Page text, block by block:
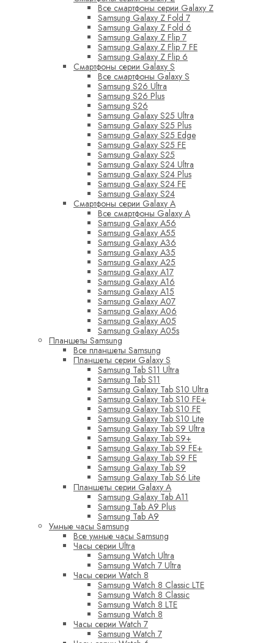
Все смартфоны серии Galaxy Z
Samsung Galaxy Z Fold 7
Samsung Galaxy Z Fold 6
Samsung Galaxy Z Flip 7
Samsung Galaxy Z Flip 7 FE
Samsung Galaxy Z Flip 6
Смартфоны серии Galaxy S
Все смартфоны Galaxy S
Samsung S26 Ultra
Samsung S26 Plus
Samsung S26
Samsung Galaxy S25 Ultra
Samsung Galaxy S25 Plus
Samsung Galaxy S25 Edge
Samsung Galaxy S25 FE
Samsung Galaxy S25
Samsung Galaxy S24 Ultra
Samsung Galaxy S24 Plus
Samsung Galaxy S24 FE
Samsung Galaxy S24
Смартфоны серии Galaxy A
Все смартфоны Galaxy A
Samsung Galaxy A56
Samsung Galaxy A55
Samsung Galaxy A36
Samsung Galaxy A35
Samsung Galaxy A25
Samsung Galaxy A17
Samsung Galaxy A16
Samsung Galaxy A15
Samsung Galaxy A07
Samsung Galaxy A06
Samsung Galaxy A05
Samsung Galaxy A05s
Планшеты Samsung
Все планшеты Samsung
Планшеты серии Galaxy S
Samsung Tab S11 Ultra
Samsung Tab S11
Samsung Galaxy Tab S10 Ultra
Samsung Galaxy Tab S10 FE+
Samsung Galaxy Tab S10 FE
Samsung Galaxy Tab S10 Lite
Samsung Galaxy Tab S9 Ultra
Samsung Galaxy Tab S9+
Samsung Galaxy Tab S9 FE+
Samsung Galaxy Tab S9 FE
Samsung Galaxy Tab S9
Samsung Galaxy Tab S6 Lite
Планшеты серии Galaxy A
Samsung Galaxy Tab A11
Samsung Tab A9 Plus
Samsung Tab A9
Умные часы Samsung
Все умные часы Samsung
Часы серии Ultra
Samsung Watch Ultra
Samsung Watch 7 Ultra
Часы серии Watch 8
Samsung Watch 8 Classic LTE
Samsung Watch 8 Classic
Samsung Watch 8 LTE
Samsung Watch 8
Часы серии Watch 7
Samsung Watch 7